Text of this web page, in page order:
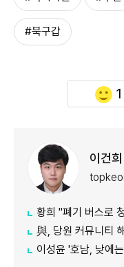
#북구갑
1
이건
황희 "폐기 버스로 청
與, 당원 커뮤니티 해
이성윤 '호남, 낮에는 김민석